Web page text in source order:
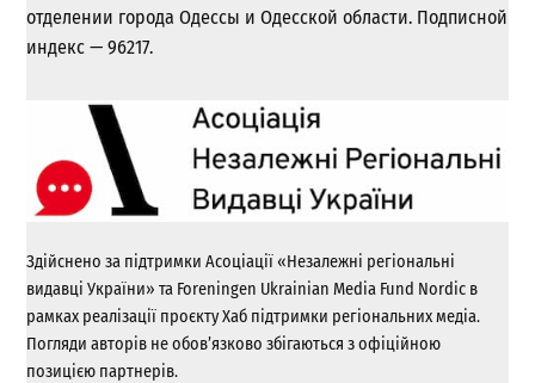
отделении города Одессы и Одесской области. Подписной
индекс — 96217.
Здійснено за підтримки Асоціації «Незалежні регіональні
видавці України» та Foreningen Ukrainian Media Fund Nordic в
рамках реалізації проєкту Хаб підтримки регіональних медіа.
Погляди авторів не обов’язково збігаються з офіційною
позицією партнерів.